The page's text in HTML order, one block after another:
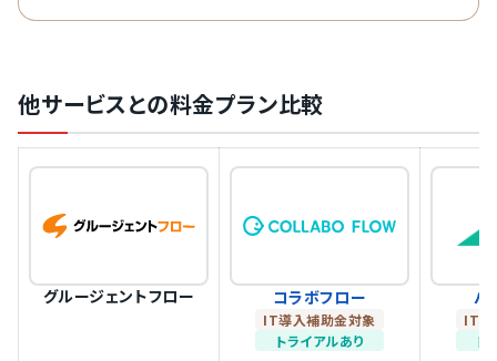
他サービスとの料金プラン比較
グルージェントフロー コラボフロー
IT導入補助金対象
トライアルあり
バ
IT導
ト